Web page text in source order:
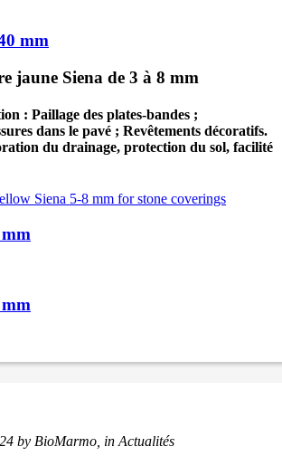
mm
jaune Siena de 3 à 8 mm
: Paillage des plates-bandes ;
dans le pavé ; Revêtements décoratifs.
du drainage, protection du sol, facilité
by BioMarmo, in Actualités